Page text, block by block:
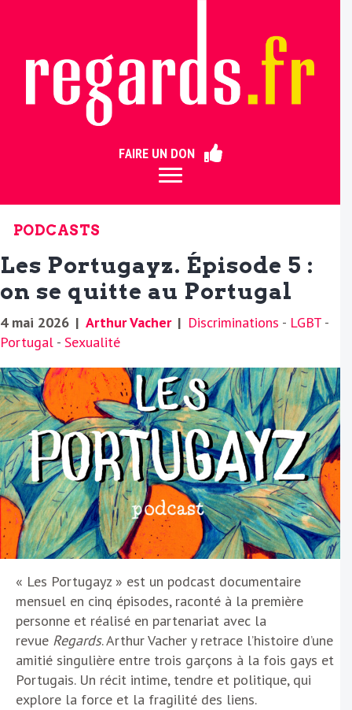
FAIRE UN DON
PODCASTS
Les Portugayz. Épisode 5 :
on se quitte au Portugal
4 mai 2026 | Arthur Vacher | Discriminations - LGBT -
Portugal - Sexualité
« Les Portugayz » est un podcast documentaire
mensuel en cinq épisodes, raconté à la première
personne et réalisé en partenariat avec la
revue Regards. Arthur Vacher y retrace l’histoire d’une
amitié singulière entre trois garçons à la fois gays et
Portugais. Un récit intime, tendre et politique, qui
explore la force et la fragilité des liens.